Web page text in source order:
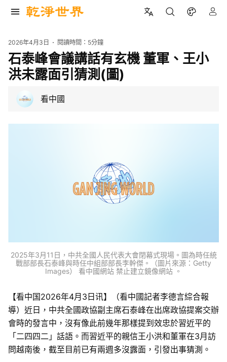
2026年4月3日 閱讀時間： 5分鐘
石泰峰會議講話有玄機 董軍、王小
洪未露面引猜測(圖)
看中國
2025年3月11日，中共全國人民代表大會閉幕式現場。圖為時任統
戰部部長石泰峰與時任中組部部長李幹傑。（圖片來源：Getty
Images） 看中國網站 禁止建立鏡像網站 。
【看中国2026年4月3日讯】（看中國記者李德言綜合報
導）近日，中共全國政協副主席石泰峰在出席政協提案交辦
會時的發言中，沒有像此前幾年那樣提到效忠於習近平的
「二四四二」話語。而習近平的親信王小洪和董軍在3月訪
問越南後，截至目前已有兩週多沒露面，引發出事猜測。